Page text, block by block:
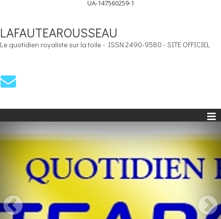
UA-147560259-1
LAFAUTEAROUSSEAU
Le quotidien royaliste sur la toile - ISSN 2490-9580 - SITE OFFICIEL